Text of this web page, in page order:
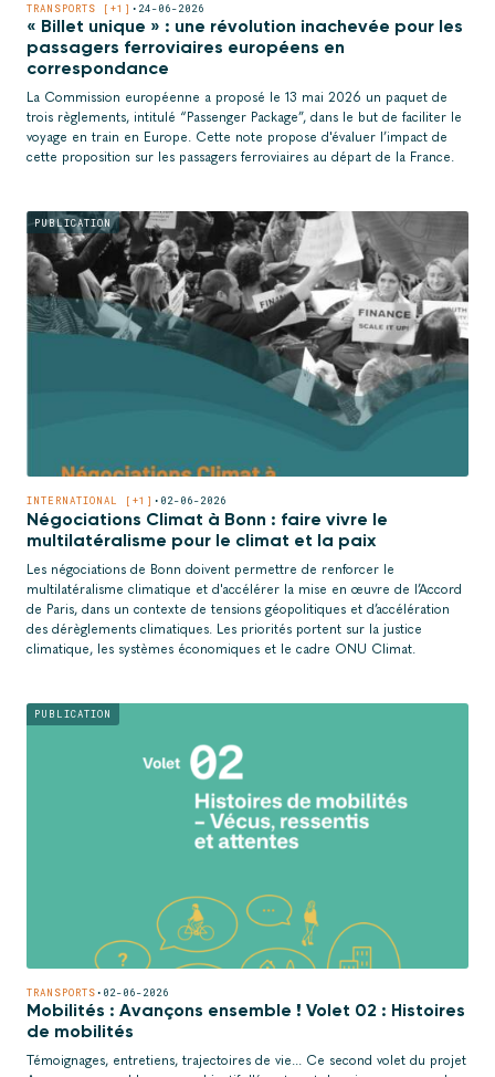
TRANSPORTS [+1] • 24-06-2026
« Billet unique » : une révolution inachevée pour les
passagers ferroviaires européens en
correspondance
La Commission européenne a proposé le 13 mai 2026 un paquet de
trois règlements, intitulé “Passenger Package”, dans le but de faciliter le
voyage en train en Europe. Cette note propose d'évaluer l’impact de
cette proposition sur les passagers ferroviaires au départ de la France.
PUBLICATION
INTERNATIONAL [+1] • 02-06-2026
Négociations Climat à Bonn : faire vivre le
multilatéralisme pour le climat et la paix
Les négociations de Bonn doivent permettre de renforcer le
multilatéralisme climatique et d'accélérer la mise en œuvre de l’Accord
de Paris, dans un contexte de tensions géopolitiques et d’accélération
des dérèglements climatiques. Les priorités portent sur la justice
climatique, les systèmes économiques et le cadre ONU Climat.
PUBLICATION
TRANSPORTS• 02-06-2026
Mobilités : Avançons ensemble ! Volet 02 : Histoires
de mobilités
Témoignages, entretiens, trajectoires de vie... Ce second volet du projet